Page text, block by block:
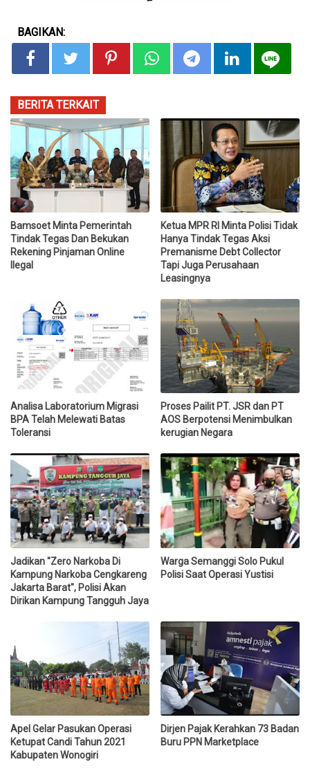
BAGIKAN:
BERITA TERKAIT
Bamsoet Minta Pemerintah
Tindak Tegas Dan Bekukan
Rekening Pinjaman Online
Ilegal
Ketua MPR RI Minta Polisi Tidak
Hanya Tindak Tegas Aksi
Premanisme Debt Collector
Tapi Juga Perusahaan
Leasingnya
Analisa Laboratorium Migrasi
BPA Telah Melewati Batas
Toleransi
Proses Pailit PT. JSR dan PT
AOS Berpotensi Menimbulkan
kerugian Negara
Jadikan "Zero Narkoba Di
Kampung Narkoba Cengkareng
Jakarta Barat", Polisi Akan
Dirikan Kampung Tangguh Jaya
Warga Semanggi Solo Pukul
Polisi Saat Operasi Yustisi
Apel Gelar Pasukan Operasi
Ketupat Candi Tahun 2021
Kabupaten Wonogiri
Dirjen Pajak Kerahkan 73 Badan
Buru PPN Marketplace